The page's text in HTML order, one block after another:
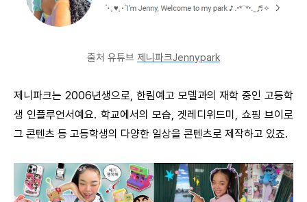
출처 유튜브 제니파크Jennypark
제니파크는 2006년생으로, 한림예고 모델과의 재학 중인 고등학
생 인플루언서예요. 학교에서의 모습, 겟레디위드미, 쇼핑 브이로
그 콘텐츠 등 고등학생의 다양한 일상을 콘텐츠로 제작하고 있죠.